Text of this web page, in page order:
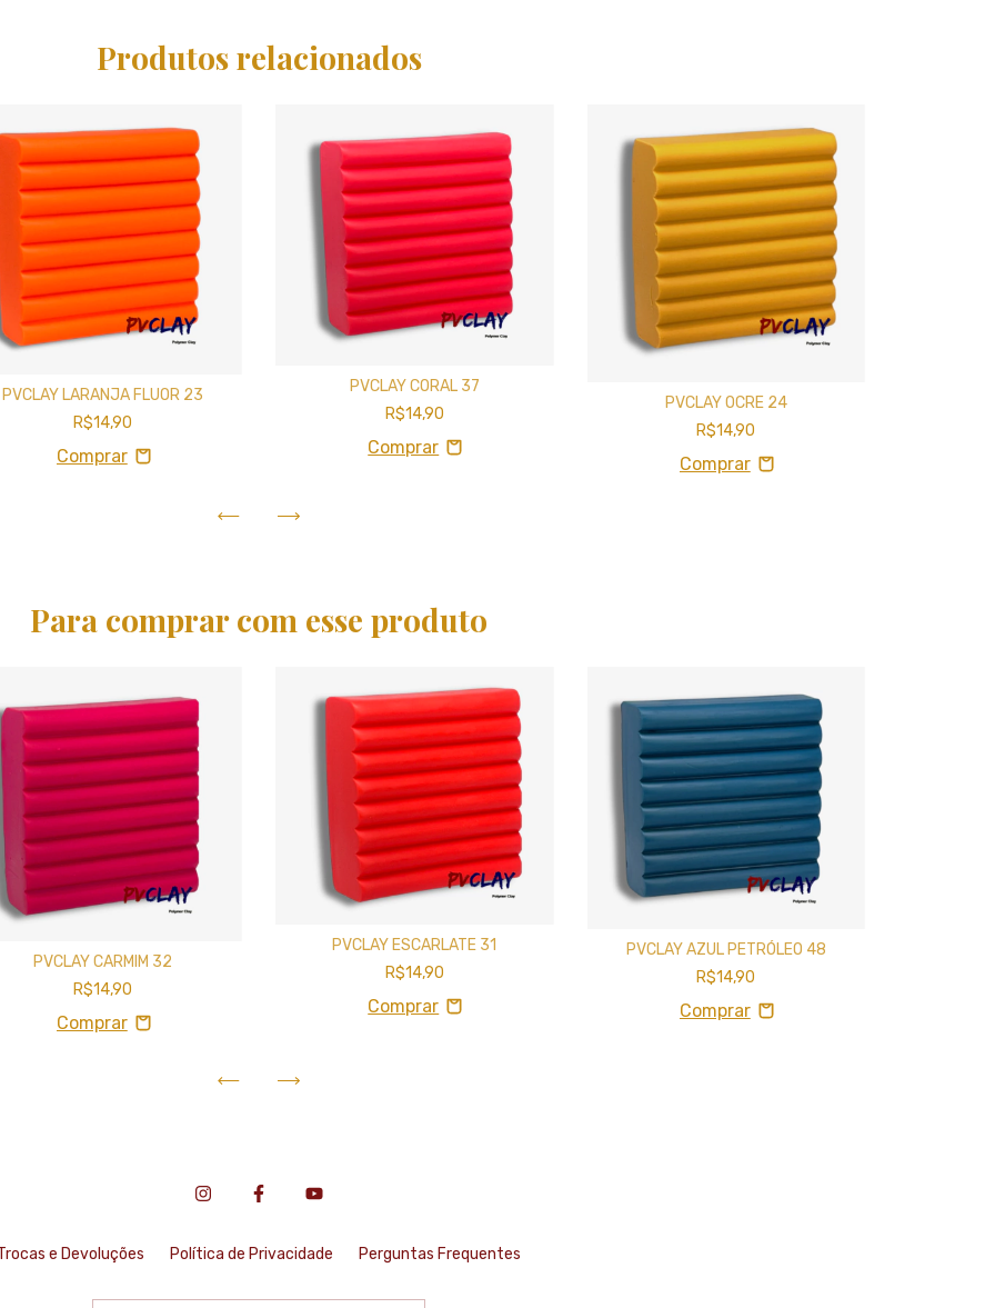
Produtos relacionados
PVCLAY LARANJA FLUOR 23
R$14,90
PVCLAY CORAL 37
R$14,90
PVCLAY OCRE 24
R$14,90
Para comprar com esse produto
PVCLAY CARMIM 32
R$14,90
PVCLAY ESCARLATE 31
R$14,90
PVCLAY AZUL PETRÓLEO 48
R$14,90
e Devoluções Política de Privacidade Perguntas Frequentes